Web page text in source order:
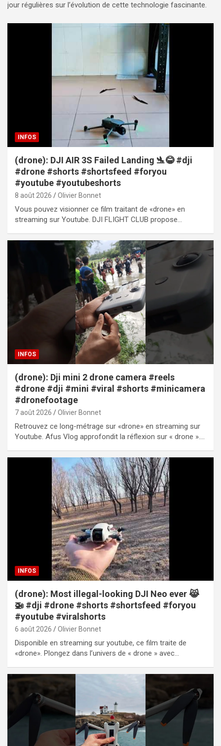
jour régulières sur l’évolution de cette technologie fascinante.
INFOS
(drone): DJI AIR 3S Failed Landing 🛬😂 #dji
#drone #shorts #shortsfeed #foryou
#youtube #youtubeshorts
8 août 2026 Olivier Bonnet
Vous pouvez visionner ce film traitant de «drone» en
streaming sur Youtube. DJI FLIGHT CLUB propose…
INFOS
(drone): Dji mini 2 drone camera #reels
#drone #dji #mini #viral #shorts #minicamera
#dronefootage
7 août 2026 Olivier Bonnet
Retrouvez ce long-métrage sur «drone» en streaming sur
Youtube. Afus Vlog approfondit la réflexion sur « drone ».…
INFOS
(drone): Most illegal-looking DJI Neo ever 😹
🚁 #dji #drone #shorts #shortsfeed #foryou
#youtube #viralshorts
6 août 2026 Olivier Bonnet
Disponible en streaming sur youtube, ce film traite de
«drone». Plongez dans l’univers de « drone » avec…